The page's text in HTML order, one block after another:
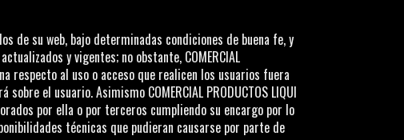
de su web, bajo determinadas condiciones de buena fe, y
y vigentes; no obstante, COMERCIAL
respecto al uso o acceso que realicen los usuarios fuera
sobre el usuario. Asimismo COMERCIAL PRODUCTOS LIQUI
por ella o por terceros cumpliendo su encargo por lo
técnicas que pudieran causarse por parte de